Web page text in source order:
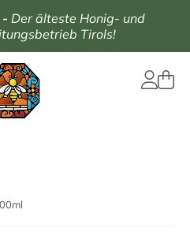
- Der älteste Honig- und
Tirols!